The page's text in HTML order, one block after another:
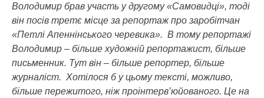
Володимир брав участь у другому «Самовидці», тоді
він посів третє місце за репортаж про заробітчан
«Петлі Апеннінського черевика». В тому репортажі
Володимир – більше художній репортажист, більше
письменник. Тут він – більше репортер, більше
журналіст. Хотілося б у цьому тексті, можливо,
більше пережитого, ніж проінтерв’юйованого. Це на